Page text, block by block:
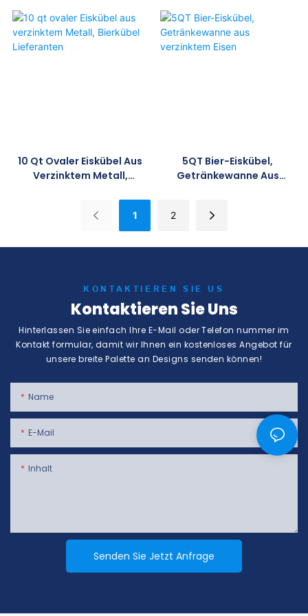
Lieferanten
10 Qt Ovaler Eiskübel Aus
Verzinktem Metall,
5QT Bier-Eiskübel,
Getränkewanne Aus
1 2
KONTAKTIEREN SIE US
Kontaktieren Sie Uns
Hinterlassen Sie einfach Ihre E-Mail oder Telefon nummer im
Kontakt formular, damit wir Ihnen ein kostenloses Angebot für
unsere breite Palette an Designs senden können!
Name
E-Mail
Inhalt
Senden Sie Jetzt Anfrage